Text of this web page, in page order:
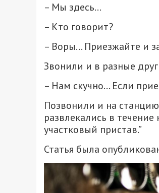
– Мы здесь…
– Кто говорит?
– Воры… Приезжайте и
Звонили и в разные
– Нам скучно… Если
Позвонили и на
развлекались в
участковый пристав.”
Статья была